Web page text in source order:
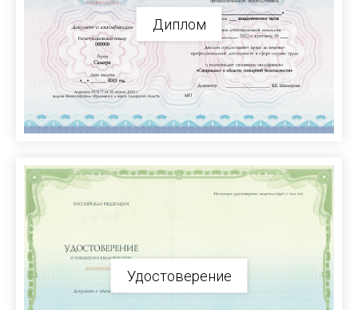
Диплом
Удостоверение